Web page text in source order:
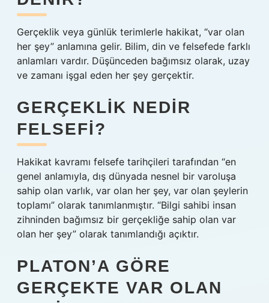
Gerçeklik veya günlük terimlerle hakikat, “var olan
her şey” anlamına gelir. Bilim, din ve felsefede farklı
anlamları vardır. Düşünceden bağımsız olarak, uzay
ve zamanı işgal eden her şey gerçektir.
GERÇEKLIK NEDIR
FELSEFI?
Hakikat kavramı felsefe tarihçileri tarafından “en
genel anlamıyla, dış dünyada nesnel bir varoluşa
sahip olan varlık, var olan her şey, var olan şeylerin
toplamı” olarak tanımlanmıştır. “Bilgi sahibi insan
zihninden bağımsız bir gerçekliğe sahip olan var
olan her şey” olarak tanımlandığı açıktır.
PLATON’A GÖRE
GERÇEKTE VAR OLAN